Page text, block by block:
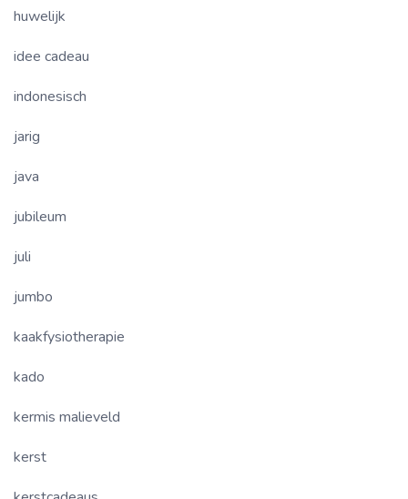
huwelijk
idee cadeau
indonesisch
jarig
java
jubileum
juli
jumbo
kaakfysiotherapie
kado
kermis malieveld
kerst